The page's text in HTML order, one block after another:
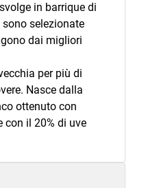
in barrique di
selezionate
dai migliori
per più di
Nasce dalla
ottenuto con
con il 20% di uve